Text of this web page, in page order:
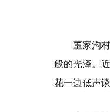
董家沟
般的光泽。
花一边低声